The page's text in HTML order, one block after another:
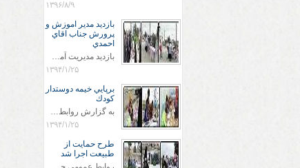
۱۳۹۶/۸/۹
بازديد مدير اموزش و
پرورش جناب اقاي
احمدي
بازديد مديريت آموزش و پروش جناب اقاي احمدي به همراه اعضاي ستاد اسكان آموزش و پروش شهرستان سرخس در ساعت 11:30 در مورخه 11/1/1394 صورت گرفت و مسئولین با حضور در پست مسافرين نوروزی كه جمعیت هلال احمر شهرستان از نزدیک در جریان روند اجرای طرح های قرار گرفتند .
۱۳۹۴/۱/۲۵
برپايي خيمه دوستدار
كودك
به گزارش روابط عمومي جمعيت هلال احمر شهرستان سرخس علاوه بر اجرای خدمات امدادی، راهنمایی های گردشگری و موقعیت های جغرافیایی و برپایی چادرهای سلامت به منظور سنجش رایگان فشار و قندخون مسافران، ، خيمه هايي.با عنوان دوستدار کودک تجهیزشده که دراین فضا کودکان مراجعه کننده از طریق نقاشی و سایر هنرهای تجسمی با مفاهیم جمعیت هلال احمر و اصول هفتگانه آن آشنا می شوند. به دليل حضور چشم گير كودكان و خانواده ها سعی شده در قالب های متناسب با سنین کودکان مراجعه کنند
۱۳۹۴/۱/۲۵
طرح حمايت از
طبيعت اجرا شد